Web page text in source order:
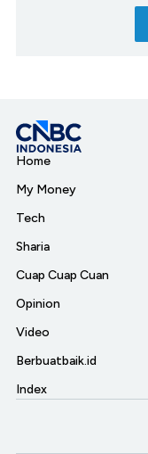
Home
My Money
Tech
Sharia
Cuap Cuap Cuan
Opinion
Video
Berbuatbaik.id
Index